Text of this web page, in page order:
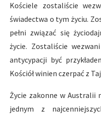
Kościele zostaliście
świadectwa o tym życiu.
pełni związać się
życie. Zostaliście
antycypacji być
Kościół winien czerpać z
Życie zakonne w Australii
jednym z